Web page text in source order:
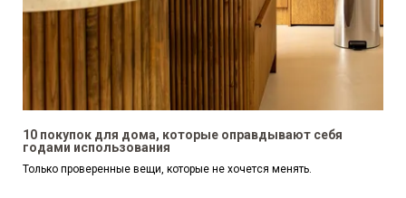
10 покупок для дома, которые оправдывают себя
годами использования
Только проверенные вещи, которые не хочется менять.